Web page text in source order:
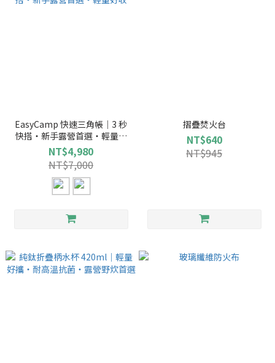
EasyCamp 快速三角帳｜3 秒
快搭・新手露營首選・輕量好
收
NT$4,980
NT$7,000
摺疊焚火台
NT$640
NT$945